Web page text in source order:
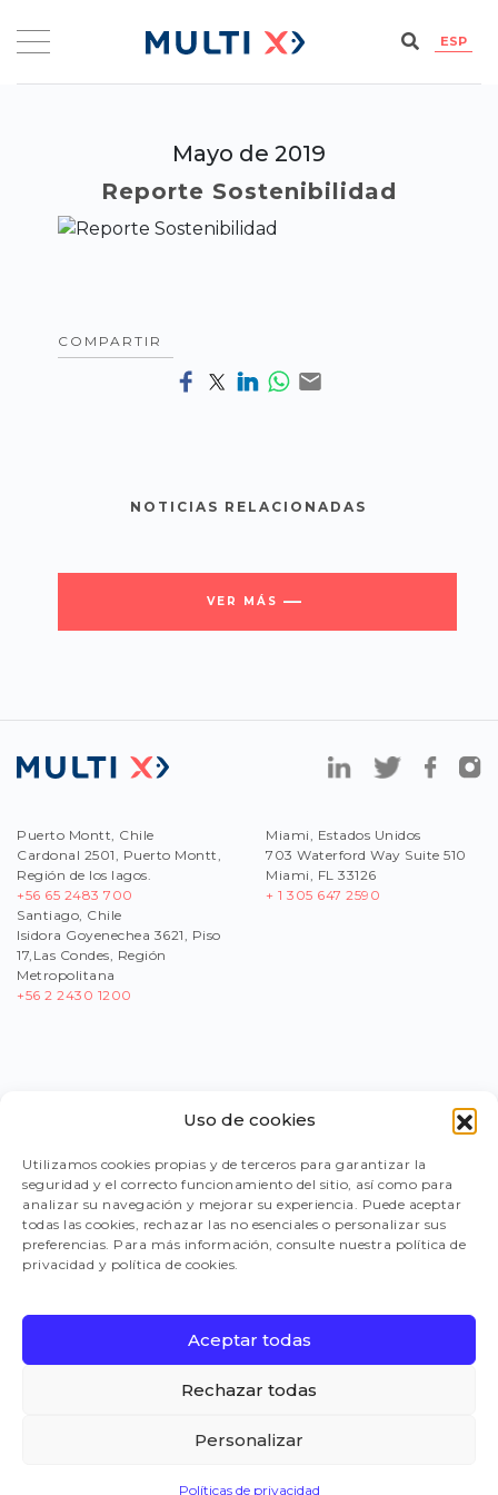
Uso de cookies
Utilizamos cookies propias y de terceros para garantizar la
seguridad y el correcto funcionamiento del sitio, así como para
analizar su navegación y mejorar su experiencia. Puede aceptar
todas las cookies, rechazar las no esenciales o personalizar sus
preferencias. Para más información, consulte nuestra política de
privacidad y política de cookies.
Aceptar todas
Rechazar todas
Personalizar
Políticas de privacidad
ESP
Mayo de 2019
Reporte Sostenibilidad
COMPARTIR
NOTICIAS RELACIONADAS
VER MÁS
Puerto Montt, Chile
Cardonal 2501, Puerto Montt,
Región de los lagos.
+56 65 2483 700
Santiago, Chile
Isidora Goyenechea 3621, Piso
17,Las Condes, Región
Metropolitana
+56 2 2430 1200
Miami, Estados Unidos
703 Waterford Way Suite 510
Miami, FL 33126
+ 1 305 647 2590
PORTAL PROVEEDORES
LEGISLACIÓN
CANAL DE DENUNCIAS